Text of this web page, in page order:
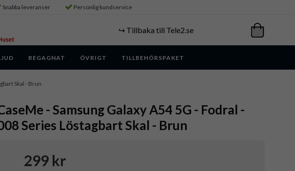
Snabba leveranser Personlig kundservice
↪️ Tillbaka till Tele2.se
BEGAGNAT ÖVRIGT TILLBEHÖRSPAKET
Skal - Brun
- Samsung Galaxy A54 5G - Fodral -
Series Löstagbart Skal - Brun
299 kr